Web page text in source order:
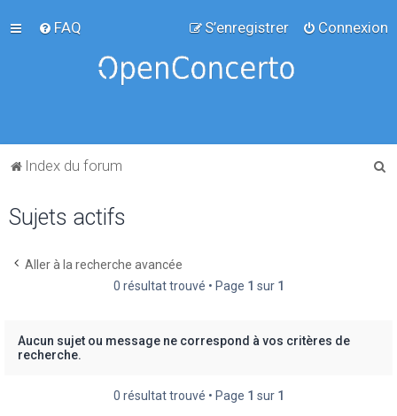
FAQ Connexion
S’enregistrer
Index du forum
Sujets actifs
Aller à la recherche avancée
0 résultat trouvé • Page 1 sur 1
Aucun sujet ou message ne correspond à vos critères de
recherche.
0 résultat trouvé • Page 1 sur 1